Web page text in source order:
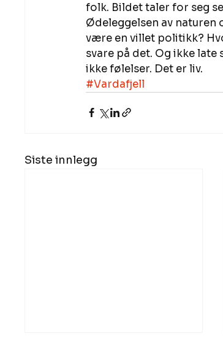
folk. Bildet taler for seg
Ødeleggelsen av
være en villet politikk?
svare på det. Og ikke
ikke følelser. Det er liv.
#Vardafjell
Siste innlegg